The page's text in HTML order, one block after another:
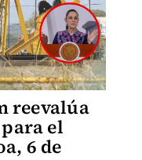
reevalúa
el
6 de